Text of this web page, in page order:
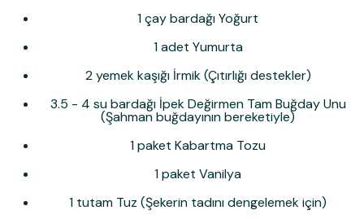
1 çay bardağı Yoğurt
1 adet Yumurta
2 yemek kaşığı İrmik (Çıtırlığı destekler)
3.5 - 4 su bardağı İpek Değirmen Tam Buğday Unu
(Şahman buğdayının bereketiyle)
1 paket Kabartma Tozu
1 paket Vanilya
1 tutam Tuz (Şekerin tadını dengelemek için)